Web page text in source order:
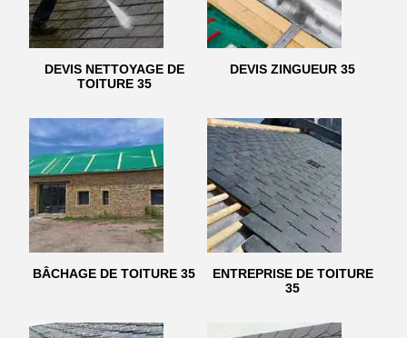
DEVIS NETTOYAGE DE
TOITURE 35
DEVIS ZINGUEUR 35
BÂCHAGE DE TOITURE 35
ENTREPRISE DE TOITURE
35